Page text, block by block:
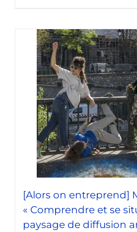
[Alors on entreprend]
« Comprendre et se
paysage de diffusion